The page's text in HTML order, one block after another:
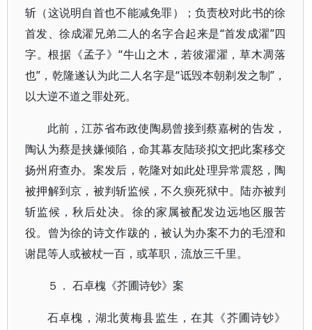
斩（这说明自首也不能减免罪）；负责校对此书的徐
首发、徐成濯兄弟二人的名字合起来是“首发成濯”四
字。根据《孟子》“牛山之木，若彼濯濯，草木凋落
也”，乾隆遂认为此二人名字是“诋毁本朝剃发之制”，
以大逆不道之罪处死。
此前，江苏省布政使陶易曾接到蔡嘉树的告发，
陶认为蔡是挟嫌倾陷，命其幕友陆琰拟文把此案移交
扬州府查办。案发后，乾隆对如此处理异常震怒，陶
被押解到京，被判斩监候，不久瘐死狱中。陆亦被判
斩监候，秋后处决。徐的家属被配发边远地区服苦
役。曾为徐的诗文作跋的，被认为办案不力的毛澄和
谢昆等人或被杖一百，或革职，流放三千里。
５． 石卓槐《芥圃诗钞》案
石卓槐，湖北黄梅县监生，在其《芥圃诗钞》